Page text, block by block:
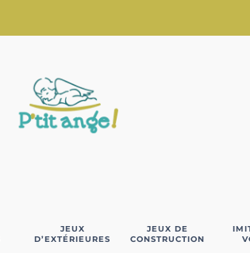
JEUX
D’EXTÉRIEURES
JEUX DE
CONSTRUCTION